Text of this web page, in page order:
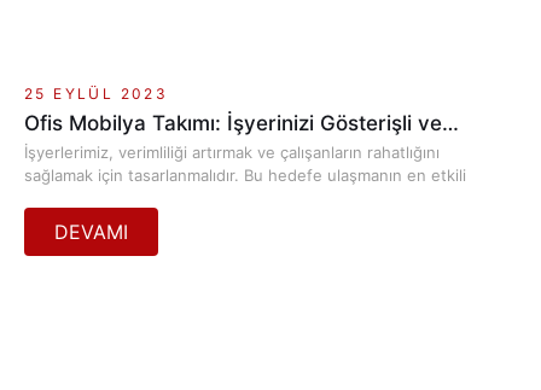
25 EYLÜL 2023
Ofis Mobilya Takımı: İşyerinizi Gösterişli ve
Fonksiyonel Hale Getirin
İşyerlerimiz, verimliliği artırmak ve çalışanların rahatlığını
sağlamak için tasarlanmalıdır. Bu hedefe ulaşmanın en etkili
İşte ofis mobilya takımlarının işyerinizi nasıl
dönüştürebileceğini ve nelere dikkat etmeniz gerektiğini